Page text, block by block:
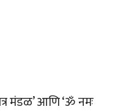
मंडळ’ आणि ‘ॐ नमः